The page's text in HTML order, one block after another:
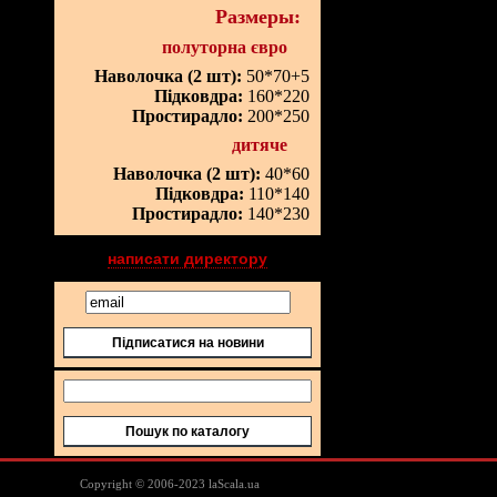
Размеры:
полуторна євро
Наволочка (2 шт): 50*70+5
Підковдра: 160*220
Простирадло: 200*250
дитяче
Наволочка (2 шт): 40*60
Підковдра: 110*140
Простирадло: 140*230
написати директору
Підписатися на новини
Пошук по каталогу
Copyright © 2006-2023 laScala.ua